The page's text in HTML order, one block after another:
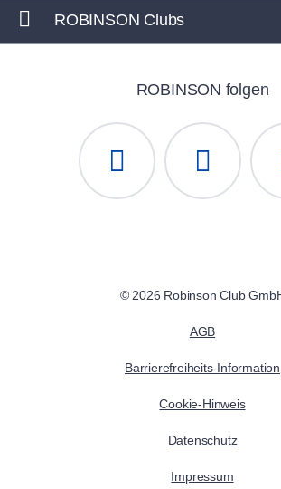
ROBINSON Clubs
ROBINSON folgen
© 2026 Robinson Club
AGB
Barrierefreiheits-Information
Cookie-Hinweis
Datenschutz
Impressum